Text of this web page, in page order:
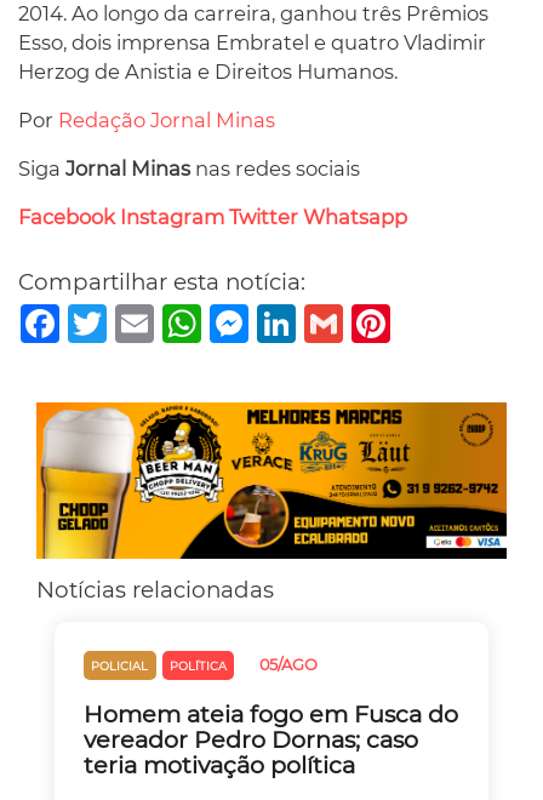
2014. Ao longo da carreira, ganhou três Prêmios
Esso, dois imprensa Embratel e quatro Vladimir
Herzog de Anistia e Direitos Humanos.
Por Redação Jornal Minas
Siga Jornal Minasnas redes sociais
Facebook Instagram Twitter Whatsapp
Compartilhar esta notícia:
Facebook
TwitterEmail WhatsAppMessenger
LinkedIn
Gmail
Notícias relacionadas
POLICIAL POLÍTICA 05/AGO
Homem ateia fogo em Fusca do
vereador Pedro Dornas; caso
teria motivação política